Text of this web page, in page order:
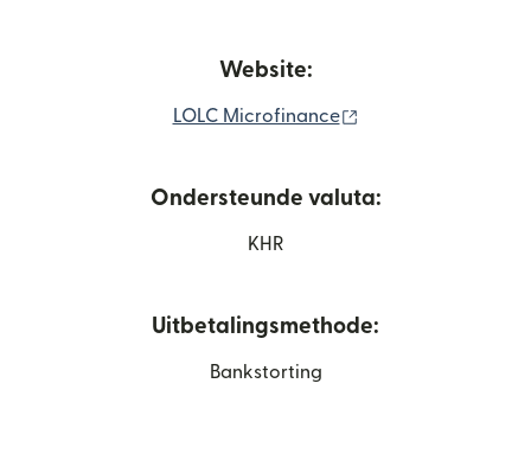
Website:
LOLC Microfinance
Ondersteunde valuta:
KHR
Uitbetalingsmethode:
Bankstorting